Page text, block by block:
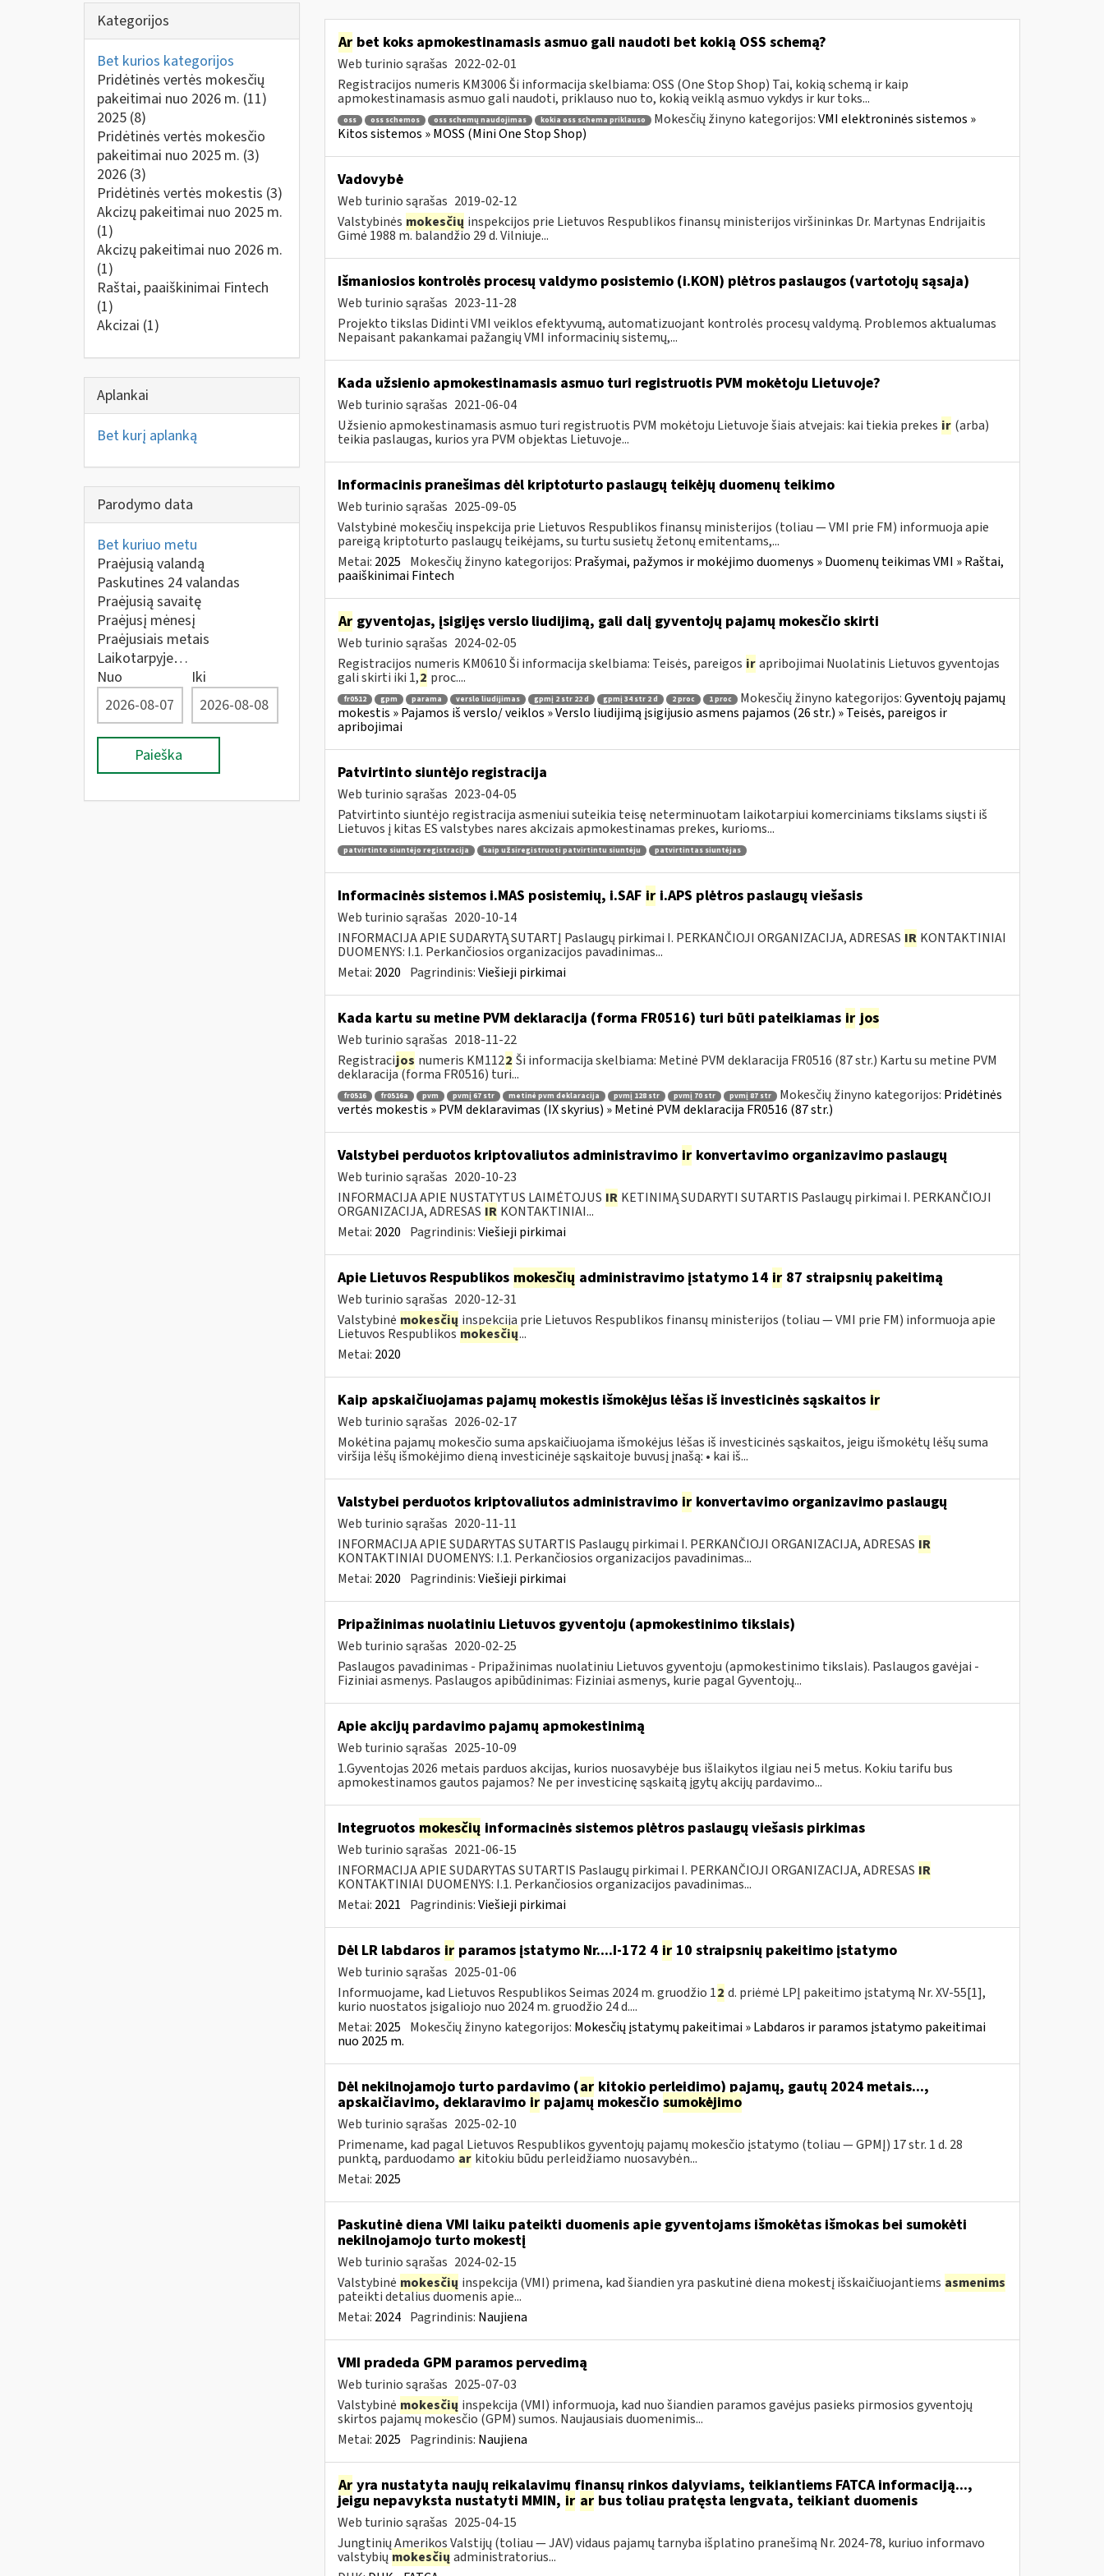
Kategorijos
Bet kurios kategorijos
Pridėtinės vertės mokesčių
pakeitimai nuo 2026 m. (11)
2025 (8)
Pridėtinės vertės mokesčio
pakeitimai nuo 2025 m. (3)
2026 (3)
Pridėtinės vertės mokestis (3)
Akcizų pakeitimai nuo 2025 m.
(1)
Akcizų pakeitimai nuo 2026 m.
(1)
Raštai, paaiškinimai Fintech
(1)
Akcizai (1)
Aplankai
Bet kurį aplanką
Parodymo data
Bet kuriuo metu
Praėjusią valandą
Paskutines 24 valandas
Praėjusią savaitę
Praėjusį mėnesį
Praėjusiais metais
Laikotarpyje…
Nuo
Iki
Paieška
Arbet koks apmokestinamasis asmuo gali naudoti bet kokią OSS schemą?
Web turinio sąrašas 2022-02-01
Registracijos numeris KM3006 Ši informacija skelbiama: OSS (One Stop Shop) Tai, kokią schemą ir kaip
apmokestinamasis asmuo gali naudoti, priklauso nuo to, kokią veiklą asmuo vykdys ir kur toks...
oss oss schemos oss schemų naudojimas kokia oss schema priklauso Mokesčių žinyno kategorijos:VMI elektroninės sistemos »
Kitos sistemos » MOSS (Mini One Stop Shop)
Vadovybė
Web turinio sąrašas 2019-02-12
Valstybinės mokesčių inspekcijos prie Lietuvos Respublikos finansų ministerijos viršininkas Dr. Martynas Endrijaitis
Gimė 1988 m. balandžio 29 d. Vilniuje...
Išmaniosios kontrolės procesų valdymo posistemio (i.KON) plėtros paslaugos (vartotojų sąsaja)
Web turinio sąrašas 2023-11-28
Projekto tikslas Didinti VMI veiklos efektyvumą, automatizuojant kontrolės procesų valdymą. Problemos aktualumas
Nepaisant pakankamai pažangių VMI informacinių sistemų,...
Kada užsienio apmokestinamasis asmuo turi registruotis PVM mokėtoju Lietuvoje?
Web turinio sąrašas 2021-06-04
Užsienio apmokestinamasis asmuo turi registruotis PVM mokėtoju Lietuvoje šiais atvejais: kai tiekia prekes ir (arba)
teikia paslaugas, kurios yra PVM objektas Lietuvoje...
Informacinis pranešimas dėl kriptoturto paslaugų teikėjų duomenų teikimo
Web turinio sąrašas 2025-09-05
Valstybinė mokesčių inspekcija prie Lietuvos Respublikos finansų ministerijos (toliau — VMI prie FM) informuoja apie
pareigą kriptoturto paslaugų teikėjams, su turtu susietų žetonų emitentams,...
Metai: 2025 Mokesčių žinyno kategorijos: Prašymai, pažymos ir mokėjimo duomenys » Duomenų teikimas VMI » Raštai,
paaiškinimai Fintech
Argyventojas, įsigijęs verslo liudijimą, gali dalį gyventojų pajamų mokesčio skirti
Web turinio sąrašas 2024-02-05
Registracijos numeris KM0610 Ši informacija skelbiama: Teisės, pareigos ir apribojimai Nuolatinis Lietuvos gyventojas
gali skirti iki 1,2 proc....
fr0512 gpm parama verslo liudijimas gpmį 2 str 22 d gpmį 34 str 2 d 2 proc 1 proc Mokesčių žinyno kategorijos:Gyventojų pajamų
mokestis » Pajamos iš verslo/ veiklos » Verslo liudijimą įsigijusio asmens pajamos (26 str.) » Teisės, pareigos ir
apribojimai
Patvirtinto siuntėjo registracija
Web turinio sąrašas 2023-04-05
Patvirtinto siuntėjo registracija asmeniui suteikia teisę neterminuotam laikotarpiui komerciniams tikslams siųsti iš
Lietuvos į kitas ES valstybes nares akcizais apmokestinamas prekes, kurioms...
patvirtinto siuntėjo registracija kaip užsiregistruoti patvirtintu siuntėju patvirtintas siuntėjas
Informacinės sistemos i.MAS posistemių, i.SAF iri.APS plėtros paslaugų viešasis
Web turinio sąrašas 2020-10-14
INFORMACIJA APIE SUDARYTĄ SUTARTĮ Paslaugų pirkimai I. PERKANČIOJI ORGANIZACIJA, ADRESAS IR KONTAKTINIAI
DUOMENYS: I.1. Perkančiosios organizacijos pavadinimas...
Metai: 2020 Pagrindinis:Viešieji pirkimai
Kada kartu su metine PVM deklaracija (forma FR0516) turi būti pateikiamas ir jos
Web turinio sąrašas 2018-11-22
Registracijos numeris KM1122 Ši informacija skelbiama: Metinė PVM deklaracija FR0516 (87 str.) Kartu su metine PVM
deklaracija (forma FR0516) turi...
fr0516 fr0516a pvm pvmį 67 str metinė pvm deklaracija pvmį 128 str pvmį 70 str pvmį 87 str Mokesčių žinyno kategorijos: Pridėtinės
vertės mokestis » PVM deklaravimas (IX skyrius) » Metinė PVM deklaracija FR0516 (87 str.)
Valstybei perduotos kriptovaliutos administravimo irkonvertavimo organizavimo paslaugų
Web turinio sąrašas 2020-10-23
INFORMACIJA APIE NUSTATYTUS LAIMĖTOJUS IR KETINIMĄ SUDARYTI SUTARTIS Paslaugų pirkimai I. PERKANČIOJI
ORGANIZACIJA, ADRESAS IR KONTAKTINIAI...
Metai: 2020 Pagrindinis:Viešieji pirkimai
Apie Lietuvos Respublikos mokesčių administravimo įstatymo 14 ir87 straipsnių pakeitimą
Web turinio sąrašas 2020-12-31
Valstybinė mokesčių inspekcija prie Lietuvos Respublikos finansų ministerijos (toliau — VMI prie FM) informuoja apie
Lietuvos Respublikosmokesčių...
Metai: 2020
Kaip apskaičiuojamas pajamų mokestis išmokėjus lėšas iš investicinės sąskaitos ir
Web turinio sąrašas 2026-02-17
Mokėtina pajamų mokesčio suma apskaičiuojama išmokėjus lėšas iš investicinės sąskaitos, jeigu išmokėtų lėšų suma
viršija lėšų išmokėjimo dieną investicinėje sąskaitoje buvusį įnašą: • kai iš...
Valstybei perduotos kriptovaliutos administravimo irkonvertavimo organizavimo paslaugų
Web turinio sąrašas 2020-11-11
INFORMACIJA APIE SUDARYTAS SUTARTIS Paslaugų pirkimai I. PERKANČIOJI ORGANIZACIJA, ADRESAS IR
KONTAKTINIAI DUOMENYS: I.1. Perkančiosios organizacijos pavadinimas...
Metai: 2020 Pagrindinis:Viešieji pirkimai
Pripažinimas nuolatiniu Lietuvos gyventoju (apmokestinimo tikslais)
Web turinio sąrašas 2020-02-25
Paslaugos pavadinimas - Pripažinimas nuolatiniu Lietuvos gyventoju (apmokestinimo tikslais). Paslaugos gavėjai -
Fiziniai asmenys. Paslaugos apibūdinimas: Fiziniai asmenys, kurie pagal Gyventojų...
Apie akcijų pardavimo pajamų apmokestinimą
Web turinio sąrašas 2025-10-09
1.Gyventojas 2026 metais parduos akcijas, kurios nuosavybėje bus išlaikytos ilgiau nei 5 metus. Kokiu tarifu bus
apmokestinamos gautos pajamos? Ne per investicinę sąskaitą įgytų akcijų pardavimo...
Integruotos mokesčių informacinės sistemos plėtros paslaugų viešasis pirkimas
Web turinio sąrašas 2021-06-15
INFORMACIJA APIE SUDARYTAS SUTARTIS Paslaugų pirkimai I. PERKANČIOJI ORGANIZACIJA, ADRESAS IR
KONTAKTINIAI DUOMENYS: I.1. Perkančiosios organizacijos pavadinimas...
Metai: 2021 Pagrindinis:Viešieji pirkimai
Dėl LR labdaros irparamos įstatymo Nr....I-172 4 ir10 straipsnių pakeitimo įstatymo
Web turinio sąrašas 2025-01-06
Informuojame, kad Lietuvos Respublikos Seimas 2024 m. gruodžio 12 d. priėmė LPĮ pakeitimo įstatymą Nr. XV-55[1],
kurio nuostatos įsigaliojo nuo 2024 m. gruodžio 24 d....
Metai: 2025 Mokesčių žinyno kategorijos: Mokesčių įstatymų pakeitimai » Labdaros ir paramos įstatymo pakeitimai
nuo 2025 m.
Dėl nekilnojamojo turto pardavimo (arkitokio perleidimo) pajamų, gautų 2024 metais...,
apskaičiavimo, deklaravimo irpajamų mokesčio sumokėjimo
Web turinio sąrašas 2025-02-10
Primename, kad pagal Lietuvos Respublikos gyventojų pajamų mokesčio įstatymo (toliau — GPMĮ) 17 str. 1 d. 28
punktą, parduodamo ar kitokiu būdu perleidžiamo nuosavybėn...
Metai: 2025
Paskutinė diena VMI laiku pateikti duomenis apie gyventojams išmokėtas išmokas bei sumokėti
nekilnojamojo turto mokestį
Web turinio sąrašas 2024-02-15
Valstybinė mokesčių inspekcija (VMI) primena, kad šiandien yra paskutinė diena mokestį išskaičiuojantiems asmenims
pateikti detalius duomenis apie...
Metai: 2024 Pagrindinis: Naujiena
VMI pradeda GPM paramos pervedimą
Web turinio sąrašas 2025-07-03
Valstybinė mokesčių inspekcija (VMI) informuoja, kad nuo šiandien paramos gavėjus pasieks pirmosios gyventojų
skirtos pajamų mokesčio (GPM) sumos. Naujausiais duomenimis...
Metai: 2025 Pagrindinis: Naujiena
Aryra nustatyta naujų reikalavimų finansų rinkos dalyviams, teikiantiems FATCA informaciją...,
jeigu nepavyksta nustatyti MMIN, ir arbus toliau pratęsta lengvata, teikiant duomenis
Web turinio sąrašas 2025-04-15
Jungtinių Amerikos Valstijų (toliau — JAV) vidaus pajamų tarnyba išplatino pranešimą Nr. 2024-78, kuriuo informavo
valstybių mokesčių administratorius...